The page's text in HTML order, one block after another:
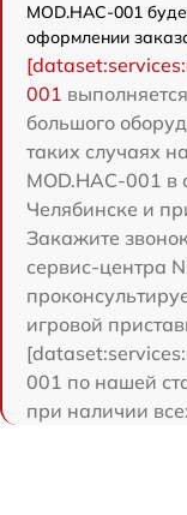
MOD.HAC-001
оформлении
001
большого
таких случаях
MOD.HAC-001 в
Челябинске и
Закажите
сервис-центра
игровой
001 по нашей
при наличии